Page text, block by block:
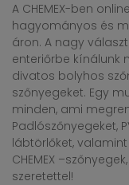
A CHEMEX-ben
hagyományos és
áron. A nagy
enteriőrbe kínálunk
divatos bolyhos
szőnyegeket. Egy
minden, ami
Padlószőnyegeket,
lábtörlőket,
CHEMEX
szeretettel!